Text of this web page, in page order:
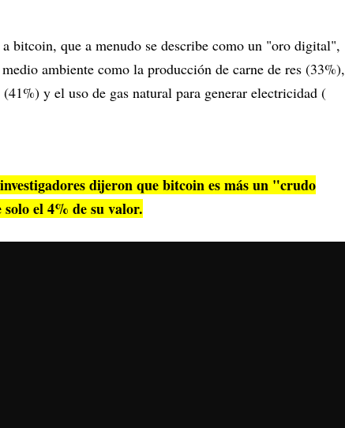
bitcoin, que a menudo se describe como un "oro digital",
ambiente como la producción de carne de res (33%),
y el uso de gas natural para generar electricidad (
dijeron que bitcoin es más un "crudo
el 4% de su valor.